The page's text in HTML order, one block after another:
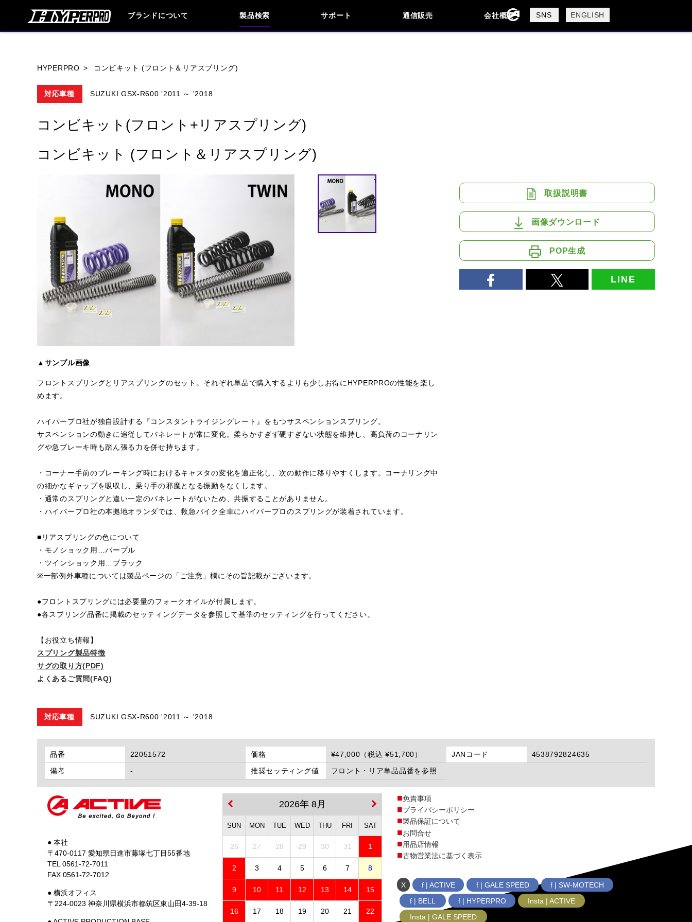
ブランドについて 製品検索 サポート
お問い合わせ
よくあるご質問
通信販売 会社概要
会社概要
採用情報
SNS ENGLISH
HYPERPRO コンビキット (フロント＆リアスプリング)
対応車種 SUZUKI GSX-R600 '2011 ～ '2018
コンビキット(フロント+リアスプリング)
コンビキット (フロント＆リアスプリング)
▲サンプル画像
フロントスプリングとリアスプリングのセット。それぞれ単品で購入するよりも少しお得にHYPERPROの性能を楽し
めます。
ハイパープロ社が独自設計する『コンスタントライジングレート』をもつサスペンションスプリング。
サスペンションの動きに追従してバネレートが常に変化。柔らかすぎず硬すぎない状態を維持し、高負荷のコーナリン
グや急ブレーキ時も踏ん張る力を併せ持ちます。
・コーナー手前のブレーキング時におけるキャスタの変化を適正化し、次の動作に移りやすくします。コーナリング中
の細かなギャップを吸収し、乗り手の邪魔となる振動をなくします。
・通常のスプリングと違い一定のバネレートがないため、共振することがありません。
・ハイパープロ社の本拠地オランダでは、救急バイク全車にハイパープロのスプリングが装着されています。
■リアスプリングの色について
・モノショック用…パープル
・ツインショック用…ブラック
※一部例外車種については製品ページの「ご注意」欄にその旨記載がございます。
●フロントスプリングには必要量のフォークオイルが付属します。
●各スプリング品番に掲載のセッティングデータを参照して基準のセッティングを行ってください。
【お役立ち情報】
スプリング製品特徴
サグの取り方(PDF)
よくあるご質問(FAQ)
取扱説明書
画像ダウンロード
POP生成
LINE
対応車種 SUZUKI GSX-R600 '2011 ～ '2018
品番 22051572 価格 ¥47,000（税込 ¥51,700） JANコード
4538792824635
備考
- 推奨セッティング値 フロント・リア単品品番を参照
● 本社
〒470-0117 愛知県日進市藤塚七丁目55番地
TEL 0561-72-7011
FAX 0561-72-7012
● 横浜オフィス
〒224-0023 神奈川県横浜市都筑区東山田4-39-18
2026年 8月
SUN MON TUE WED THU FRI SAT
26 27 28 29 30 31 1
2 3 4 5 6 7 8
9 10 11 12 13 14 15
16 17 18 19 20 21 22
免責事項
プライバシーポリシー
製品保証について
お問合せ
用品店情報
古物営業法に基づく表示
X f | ACTIVE f | GALE SPEED
f | SW-MOTECH
f | BELL
f | HYPERPRO
Insta | ACTIVE
Insta | GALE SPEED